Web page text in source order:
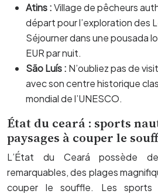
Atins :Village de pêcheurs
départ pour l’exploration des
Séjourner dans une pousada
EUR par nuit.
São Luís : N’oubliez pas de
avec son centre historique
mondial de l’UNESCO.
État du ceará : sports
paysages à couper le
L’État du Ceará possède
remarquables, des plages
couper le souffle. Les sports